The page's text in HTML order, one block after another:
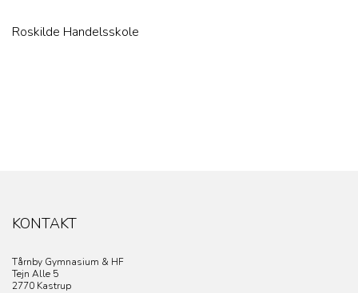
Roskilde Handelsskole
KONTAKT
Tårnby Gymnasium & HF
Tejn Alle 5
2770 Kastrup